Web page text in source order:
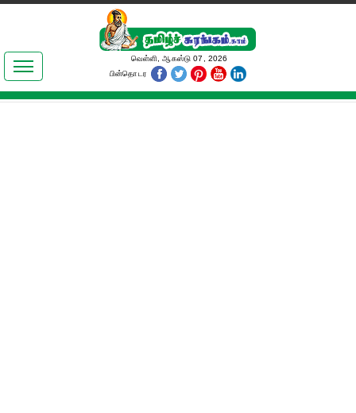
இலக்கியங்கள்
தமிழ் உலகம்
வெள்ளி, ஆகஸ்டு 07, 2026
பின்தொடர